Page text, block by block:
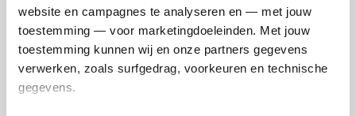
website en campagnes te analyseren en — met jouw
toestemming — voor marketingdoeleinden. Met jouw
toestemming kunnen wij en onze partners gegevens
verwerken, zoals surfgedrag, voorkeuren en technische
gegevens.